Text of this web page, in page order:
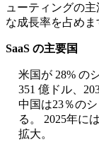
ューティングの
な成長率を占めま
SaaS の主要国
米国が 28% の
351 億ドル、
中国は23％の
る。 2025年に
拡大。